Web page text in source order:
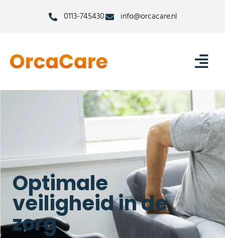
0113-745430 info@orcacare.nl
Optimale
veiligheid in de
zorg